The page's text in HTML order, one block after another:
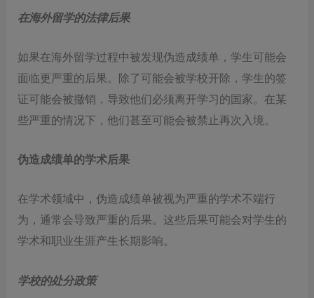
在海外留学的法律后果
如果在海外留学过程中被发现伪造成绩单，学生可能会
面临更严重的后果。除了可能会被学校开除，学生的签
证可能会被撤销，导致他们必须离开学习的国家。在某
些严重的情况下，他们甚至可能会被禁止再次入境。
伪造成绩单的学术后果
在学术领域中，伪造成绩单被视为严重的学术不端行
为，通常会导致严重的后果。这些后果可能会对学生的
学术和职业生涯产生长期影响。
学校的处分政策